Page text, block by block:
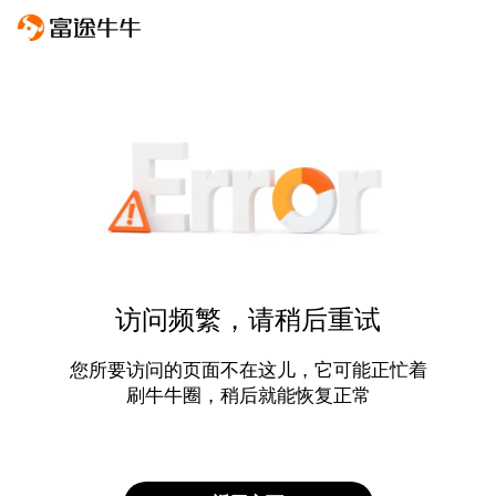
访问频繁，请稍后重试
您所要访问的页面不在这儿，它可能正忙着
刷牛牛圈，稍后就能恢复正常